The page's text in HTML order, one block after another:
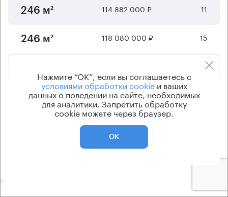
246 м² 114 882 000 ₽ 11
246 м² 118 080 000 ₽ 15
4
835 м² 427 520 000 ₽ 22
Отображается6из198предложений
Нажмите “ОК”, если вы соглашаетесь с
условиями обработки cookieи ваших
данных о поведении на сайте, необходимых
для аналитики. Запретить обработку
cookie можете через браузер.
ОК